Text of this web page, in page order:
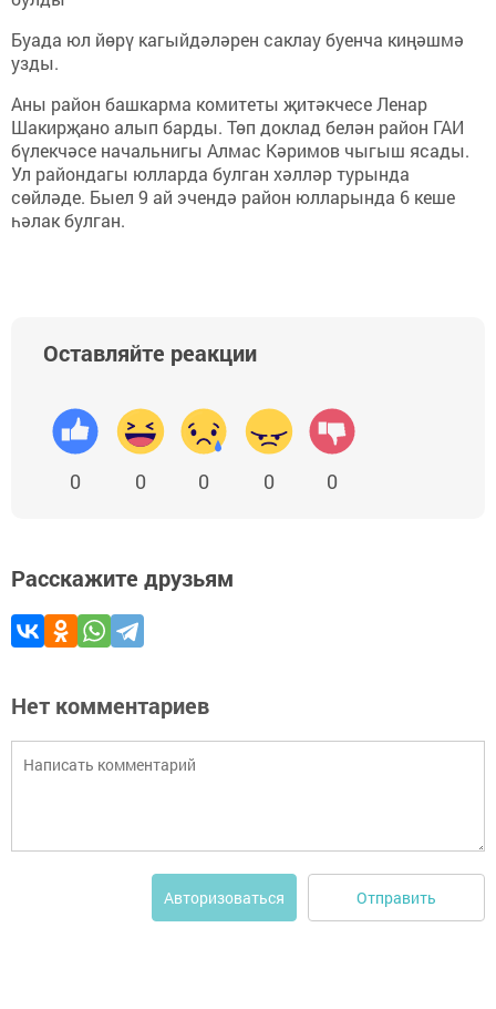
Буада юл йөрү кагыйдәләрен саклау буенча киңәшмә
узды.
Аны район башкарма комитеты җитәкчесе Ленар
Шакирҗано алып барды. Төп доклад белән район ГАИ
бүлекчәсе начальнигы Алмас Кәримов чыгыш ясады.
Ул райондагы юлларда булган хәлләр турында
сөйләде. Быел 9 ай эчендә район юлларында 6 кеше
һәлак булган.
Оставляйте реакции
0 0 0 0 0
Расскажите друзьям
Нет комментариев
Авторизоваться Отправить